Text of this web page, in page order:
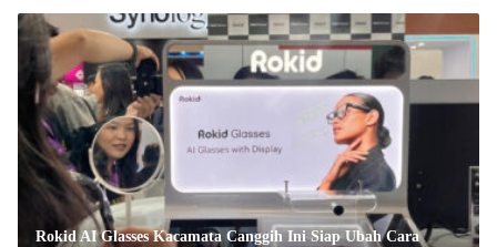
Rokid AI Glasses Kacamata Canggih Ini Siap Ubah Cara